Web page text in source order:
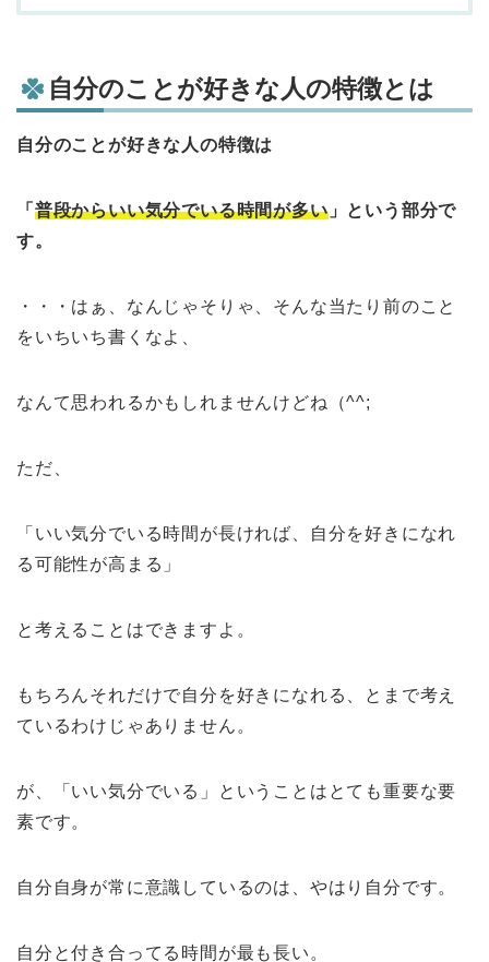
自分のことが好きな人の特徴とは
自分のことが好きな人の特徴は
「 普段からいい気分でいる時間が多い」という部分で
す。
・・・はぁ、なんじゃそりゃ、そんな当たり前のこと
をいちいち書くなよ、
なんて思われるかもしれませんけどね（^^;
ただ、
「いい気分でいる時間が長ければ、自分を好きになれ
る可能性が高まる」
と考えることはできますよ。
もちろんそれだけで自分を好きになれる、とまで考え
ているわけじゃありません。
が、「いい気分でいる」ということはとても重要な要
素です。
自分自身が常に意識しているのは、やはり自分です。
自分と付き合ってる時間が最も長い。